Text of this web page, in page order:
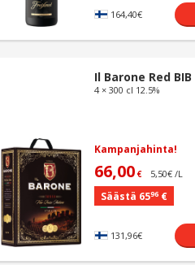
164,40€
Il Barone Red BIB
4 × 300 cl 12.5%
Kampanjahinta!
66,00 € 5,50€ /L
Säästä 6596 €
131,96€